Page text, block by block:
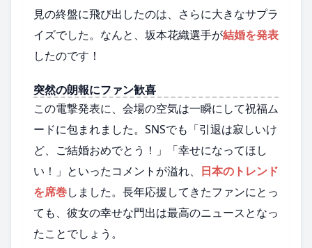
見の終盤に飛び出したのは、さらに大きなサプラ
イズでした。なんと、坂本花織選手が結婚を発表
したのです！
突然の朗報にファン歓喜
この電撃発表に、会場の空気は一瞬にして祝福ム
ードに包まれました。SNSでも「引退は寂しいけ
ど、ご結婚おめでとう！」「幸せになってほし
い！」といったコメントが溢れ、 日本のトレンド
を席巻しました。長年応援してきたファンにとっ
ても、彼女の幸せな門出は最高のニュースとなっ
たことでしょう。